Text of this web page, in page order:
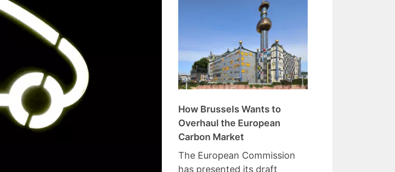
How Brussels Wants to
Overhaul the European
Carbon Market
The European Commission
has presented its draft